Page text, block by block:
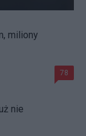
miliony
78
nie